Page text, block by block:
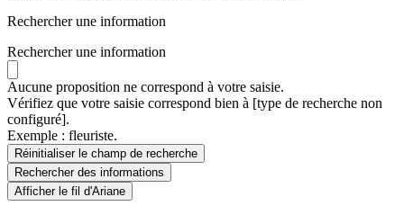
Rechercher une information
Rechercher une information
Aucune proposition ne correspond à votre saisie.
Vérifiez que votre saisie correspond bien à [type de recherche non
configuré].
Exemple : fleuriste.
Réinitialiser le champ de recherche
Rechercherdes informations
Afficher le fil d'Ariane